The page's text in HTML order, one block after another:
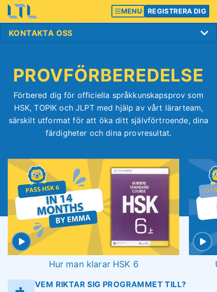
MENU REGISTRERA DIG
PROVFÖRBEREDELSE
Förbered dig för officiella språkkunskapsprov som
HSK, TOPIK och JLPT med hjälp av vårt lärarteam,
särskilt utformat för att öka ditt självförtroende, dina
färdigheter och dina provresultat.
Hur man klarar HSK 6
VEM RIKTAR SIG PROGRAMMET TILL?